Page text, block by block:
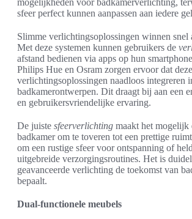
mogelijkheden voor badkamerverlichting,
sfeer perfect kunnen aanpassen aan iedere
Slimme verlichtingsoplossingen winnen snel
Met deze systemen kunnen gebruikers de
afstand bedienen via apps op hun
Philips Hue en Osram zorgen ervoor dat
verlichtingsoplossingen naadloos integreren
badkamerontwerpen. Dit draagt bij aan een
en gebruikersvriendelijke ervaring.
De juiste sfeerverlichting maakt het mogelijk
badkamer om te toveren tot een prettige
om een rustige sfeer voor ontspanning of
uitgebreide verzorgingsroutines. Het is
geavanceerde verlichting de toekomst van
bepaalt.
Dual-functionele meubels